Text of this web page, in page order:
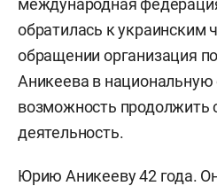
обратилась к украинским
обращении организация
Аникеева в
возможность продолжить
деятельность.
Юрию Аникееву 42 года.